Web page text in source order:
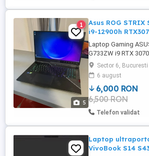
5
1
Asus ROG STRIX
i9-12900h
Laptop Gaming
G733ZW i9 RTX
SSD ca nou! BONUS
original, ușor, USB-
portabilitate BONUS
Bluetooth (4
silențios Vând
ROG Strix SCAR 17 ...
Sector 6, Bucuresti
6 august
6,000 RON
6,500 RON
Telefon validat
Laptop
VivoBook S14